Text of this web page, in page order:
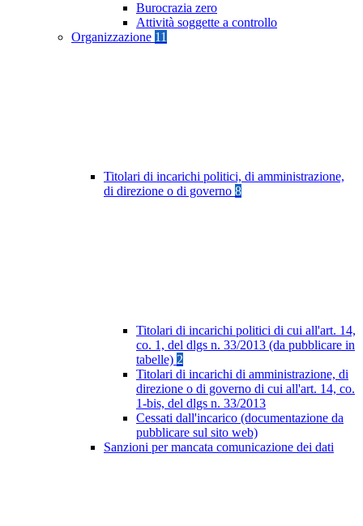
Burocrazia zero
Attività soggette a controllo
Organizzazione 11
Titolari di incarichi politici, di amministrazione,
di direzione o di governo 8
Titolari di incarichi politici di cui all'art. 14,
co. 1, del dlgs n. 33/2013 (da pubblicare in
tabelle) 2
Titolari di incarichi di amministrazione, di
direzione o di governo di cui all'art. 14, co.
1-bis, del dlgs n. 33/2013
Cessati dall'incarico (documentazione da
pubblicare sul sito web)
Sanzioni per mancata comunicazione dei dati